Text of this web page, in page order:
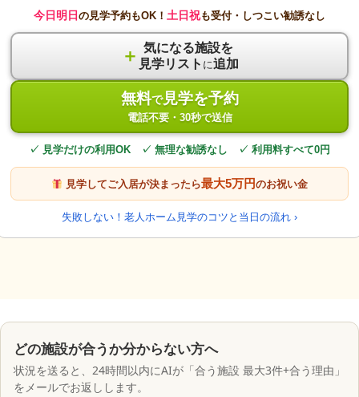
今日明日 の見学予約もOK！ 土日祝も受付・しつこい勧誘なし
＋ 気になる施設を
見学リスト に追加
無料で見学を予約
電話不要・30秒で送信
✓ 見学だけの利用OK ✓ 無理な勧誘なし ✓ 利用料すべて0円
見学してご入居が決まったら最大5万円のお祝い金
失敗しない！老人ホーム見学のコツと当日の流れ ›
どの施設が合うか分からない方へ
状況を送ると、24時間以内にAIが「合う施設 最大3件+合う理由」
をメールでお返しします。